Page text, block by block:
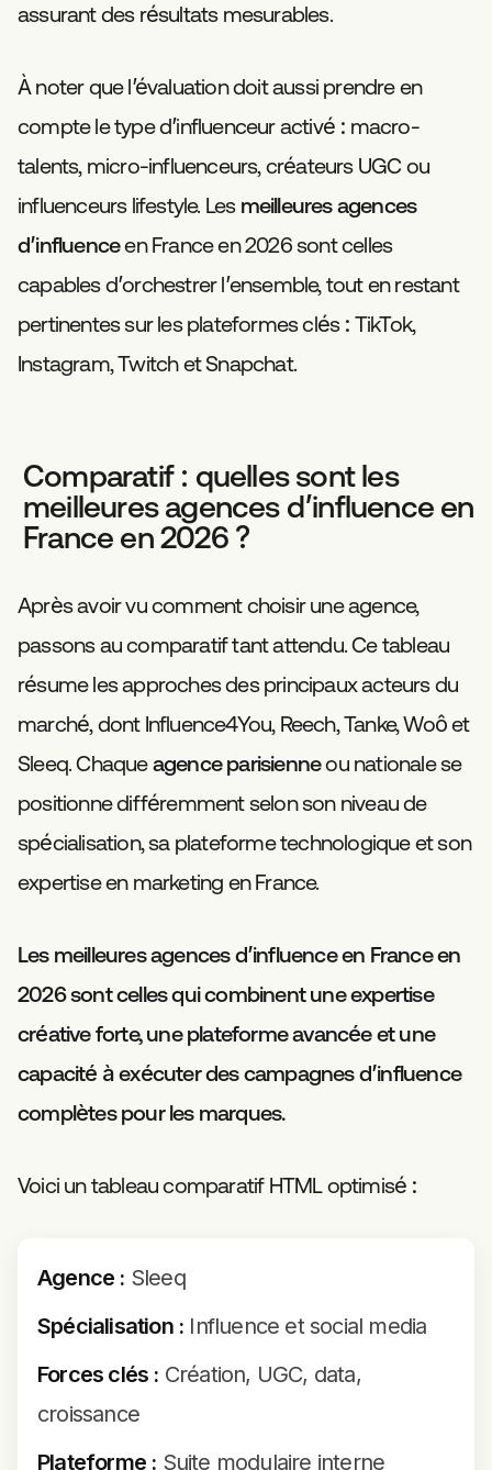
assurant des résultats mesurables.
À noter que l’évaluation doit aussi prendre en
compte le type d’influenceur activé : macro-
talents, micro-influenceurs, créateurs UGC ou
influenceurs lifestyle. Les meilleures agences
d’influenceen France en 2026 sont celles
capables d’orchestrer l’ensemble, tout en restant
pertinentes sur les plateformes clés : TikTok,
Instagram, Twitch et Snapchat.
Comparatif : quelles sont les
meilleures agences d’influence en
France en 2026 ?
Après avoir vu comment choisir une agence,
passons au comparatif tant attendu. Ce tableau
résume les approches des principaux acteurs du
marché, dont Influence4You, Reech, Tanke, Woô et
Sleeq. Chaqueagence parisienneou nationale se
positionne différemment selon son niveau de
spécialisation, sa plateforme technologique et son
expertise en marketing en France.
Les meilleures agences d’influence en France en
2026 sont celles qui combinent une expertise
créative forte, une plateforme avancée et une
capacité à exécuter des campagnes d’influence
complètes pour les marques.
Voici un tableau comparatif HTML optimisé :
Agence : Sleeq
Spécialisation : Influence et social media
Forces clés : Création, UGC, data,
croissance
Plateforme : Suite modulaire interne